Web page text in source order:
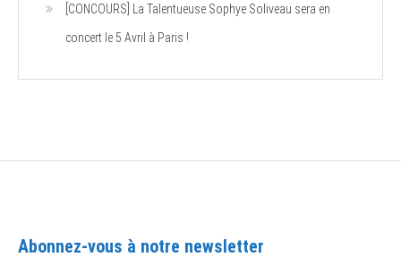
[CONCOURS] La Talentueuse Sophye Soliveau sera en
concert le 5 Avril à Paris !
Abonnez-vous à notre newsletter